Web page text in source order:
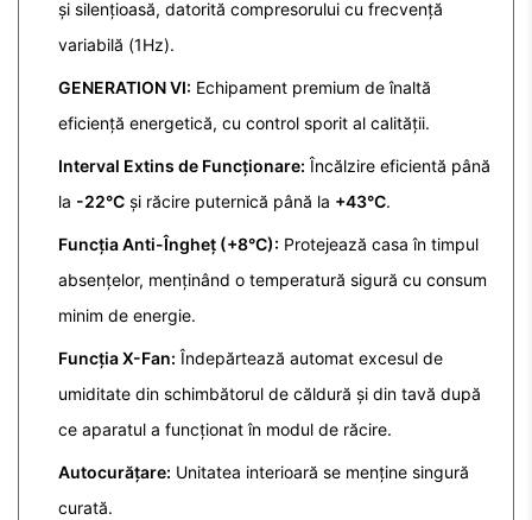
și silențioasă, datorită compresorului cu frecvență
variabilă (1Hz).
GENERATION VI: Echipament premium de înaltă
eficiență energetică, cu control sporit al calității.
Interval Extins de Funcționare: Încălzire eficientă până
la -22°C și răcire puternică până la +43°C.
Funcția Anti-Îngheț (+8°C): Protejează casa în timpul
absențelor, menținând o temperatură sigură cu consum
minim de energie.
Funcția X-Fan: Îndepărtează automat excesul de
umiditate din schimbătorul de căldură și din tavă după
ce aparatul a funcționat în modul de răcire.
Autocurățare: Unitatea interioară se menține singură
curată.